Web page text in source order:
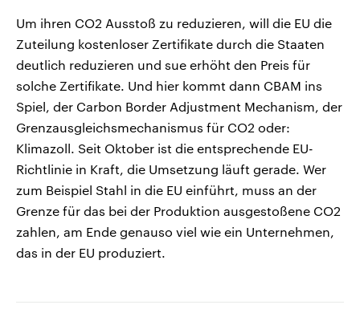
Um ihren CO2 Ausstoß zu reduzieren, will die EU die
Zuteilung kostenloser Zertifikate durch die Staaten
deutlich reduzieren und sue erhöht den Preis für
solche Zertifikate. Und hier kommt dann CBAM ins
Spiel, der Carbon Border Adjustment Mechanism, der
Grenzausgleichsmechanismus für CO2 oder:
Klimazoll. Seit Oktober ist die entsprechende EU-
Richtlinie in Kraft, die Umsetzung läuft gerade. Wer
zum Beispiel Stahl in die EU einführt, muss an der
Grenze für das bei der Produktion ausgestoßene CO2
zahlen, am Ende genauso viel wie ein Unternehmen,
das in der EU produziert.